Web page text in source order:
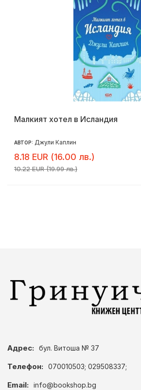
Малкият хотел в Исландия
АВТОР: Джули Каплин
8.18 EUR (16.00 лв.)
10.22 EUR (19.99 лв.)
Адрес: бул. Витоша № 37
Телефон: 070010503; 029508337;
Email: info@bookshop.bg